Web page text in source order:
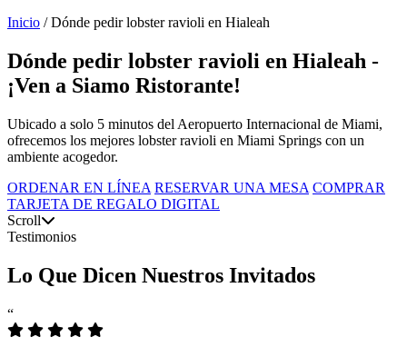
Inicio / Dónde pedir lobster ravioli en Hialeah
Dónde pedir lobster ravioli en Hialeah -
¡Ven a Siamo Ristorante!
Ubicado a solo 5 minutos del Aeropuerto Internacional de Miami,
ofrecemos los mejores lobster ravioli en Miami Springs con un
ambiente acogedor.
ORDENAR EN LÍNEA RESERVAR UNA MESA COMPRAR
TARJETA DE REGALO DIGITAL
Scroll
Testimonios
Lo Que Dicen Nuestros Invitados
“